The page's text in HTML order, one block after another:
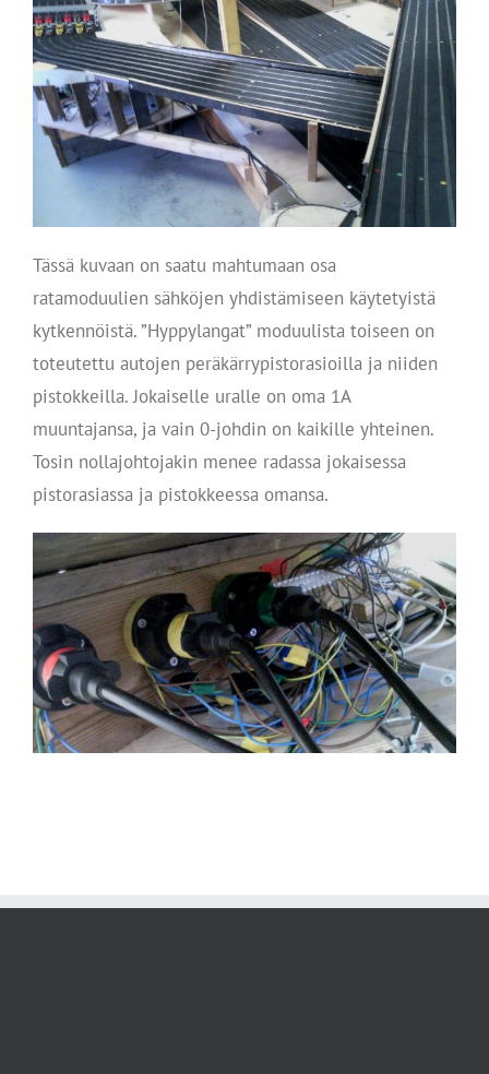
Tässä kuvaan on saatu mahtumaan osa
ratamoduulien sähköjen yhdistämiseen käytetyistä
kytkennöistä. ”Hyppylangat” moduulista toiseen on
toteutettu autojen peräkärrypistorasioilla ja niiden
pistokkeilla. Jokaiselle uralle on oma 1A
muuntajansa, ja vain 0-johdin on kaikille yhteinen.
Tosin nollajohtojakin menee radassa jokaisessa
pistorasiassa ja pistokkeessa omansa.